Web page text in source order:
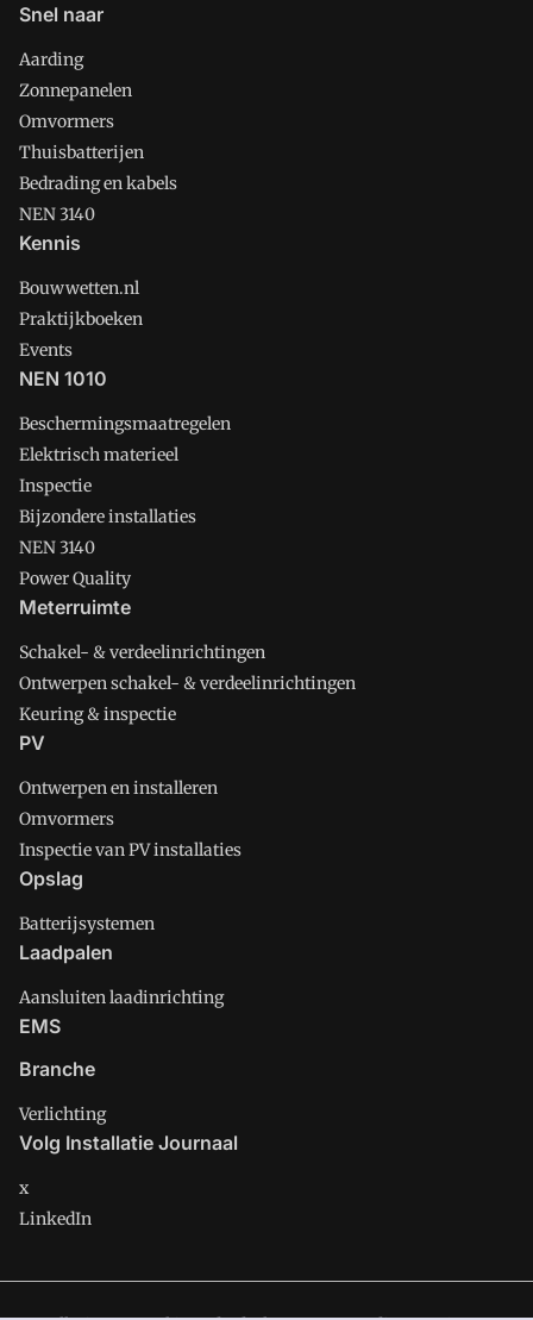
Snel naar
Aarding
Zonnepanelen
Omvormers
Thuisbatterijen
Bedrading en kabels
NEN 3140
Kennis
Bouwwetten.nl
Praktijkboeken
Events
NEN 1010
Beschermingsmaatregelen
Elektrisch materieel
Inspectie
Bijzondere installaties
NEN 3140
Power Quality
Meterruimte
Schakel- & verdeelinrichtingen
Ontwerpen schakel- & verdeelinrichtingen
Keuring & inspectie
PV
Ontwerpen en installeren
Omvormers
Inspectie van PV installaties
Opslag
Batterijsystemen
Laadpalen
Aansluiten laadinrichting
EMS
Branche
Verlichting
Volg Installatie Journaal
x
LinkedIn